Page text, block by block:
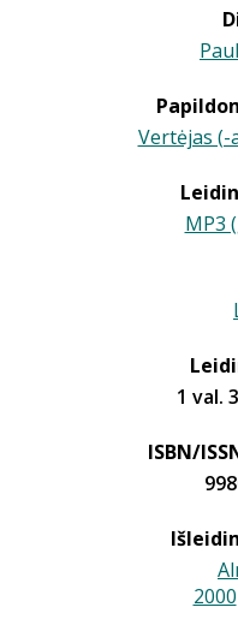
Vertėjas (-
MP3
1 val.
ISBN/
2000